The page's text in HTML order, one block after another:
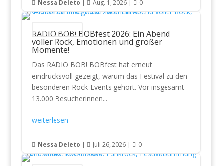
 Nessa Deleto  Aug. 1, 2026|  0
Konzertberichte
RADIO BOB! BOBfest 2026: Ein Abend
voller Rock, Emotionen und großer
Momente!
Das RADIO BOB! BOBfest hat erneut
eindrucksvoll gezeigt, warum das Festival zu den
besonderen Rock-Events gehört. Vor insgesamt
13.000 Besucherinnen...
weiterlesen
 Nessa Deleto |  Juli 26, 2026|  0